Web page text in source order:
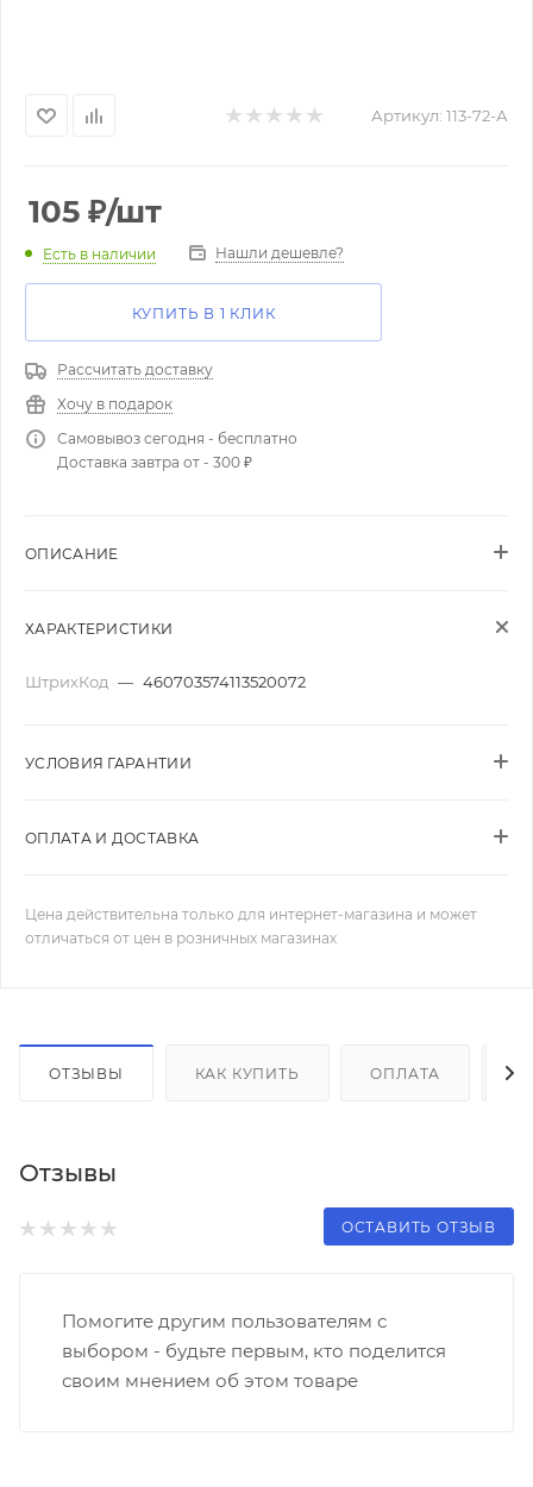
Артикул: 113-72-А
105 ₽/шт
Есть в наличии Нашли дешевле?
КУПИТЬ В 1 КЛИК
Рассчитать доставку
Хочу в подарок
Самовывоз сегодня - бесплатно
Доставка завтра от - 300 ₽
ОПИСАНИЕ
ХАРАКТЕРИСТИКИ
ШтрихКод — 460703574113520072
УСЛОВИЯ ГАРАНТИИ
ОПЛАТА И ДОСТАВКА
Цена действительна только для интернет-магазина и может
отличаться от цен в розничных магазинах
ОТЗЫВЫ КАК КУПИТЬ ОПЛАТА
Отзывы
ОСТАВИТЬ ОТЗЫВ
Помогите другим пользователям с
выбором - будьте первым, кто поделится
своим мнением об этом товаре